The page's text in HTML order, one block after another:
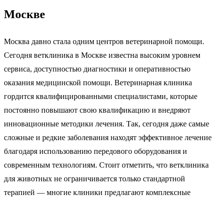
Москве
Москва давно стала одним центров ветеринарной помощи.
Сегодня ветклиника в Москве известна высоким уровнем
сервиса, доступностью диагностики и оперативностью
оказания медицинской помощи. Ветеринарная клиника
гордится квалифицированными специалистами, которые
постоянно повышают свою квалификацию и внедряют
инновационные методики лечения. Так, сегодня даже самые
сложные и редкие заболевания находят эффективное лечение
благодаря использованию передового оборудования и
современным технологиям. Стоит отметить, что ветклиника
для животных не ограничивается только стандартной
терапией — многие клиники предлагают комплексные